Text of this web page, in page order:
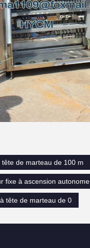
de marteau de 100 m
fixe à ascension autonome
tête de marteau de 0